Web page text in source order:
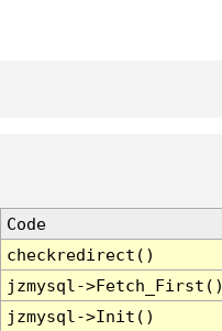
Code
checkredirect()
jzmysql-
jzmysql->Init()